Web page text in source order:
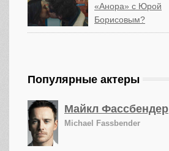
«Анора» с Юрой
Борисовым?
Популярные актеры
Майкл Фассбендер
Michael Fassbender